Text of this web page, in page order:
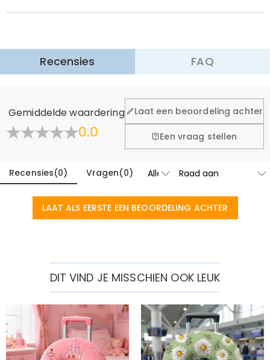
Recensies FAQ
Gemiddelde waardering
0.0
Laat een beoordeling achter
Een vraag stellen
Recensies(0) Vragen(0)
LAAT ALS EERSTE EEN BEOORDELING ACHTER
DIT VIND JE MISSCHIEN OOK LEUK